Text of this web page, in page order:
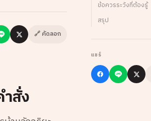
🔗 คัดลอก
สั่ง
ข้อควรระวังที่ต้องรู้
สรุป
แชร์